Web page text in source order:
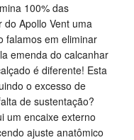
100% das
Apollo Vent uma
falamos em eliminar
emenda do calcanhar
é diferente! Esta
o excesso de
de sustentação?
um encaixe externo
ajuste anatômico